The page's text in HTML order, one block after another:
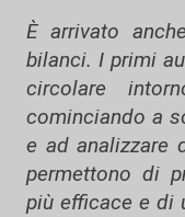
È arrivato
bilanci. I primi
circolare
cominciando a
e ad analizzare
permettono di
più efficace e di